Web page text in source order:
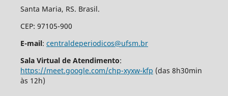
Santa Maria, RS. Brasil.
CEP: 97105-900
E-mail: centraldeperiodicos@ufsm.br
Sala Virtual de Atendimento:
https://meet.google.com/chp-xyxw-kfp (das 8h30min
às 12h)